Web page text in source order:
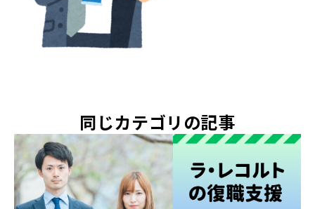
同じカテゴリの記事